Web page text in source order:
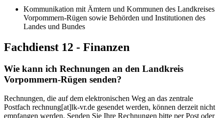
Kommunikation mit Ämtern und Kommunen des Landkreises
Vorpommern-Rügen sowie Behörden und Institutionen des
Landes und Bundes
Fachdienst 12 - Finanzen
Wie kann ich Rechnungen an den Landkreis
Vorpommern-Rügen senden?
Rechnungen, die auf dem elektronischen Weg an das zentrale
Postfach rechnung[at]lk-vr.de gesendet werden, können derzeit nicht
empfangen werden. Senden Sie Ihre Rechnungen bitte per Post oder